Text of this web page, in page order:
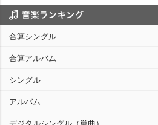
合算シングル
合算アルバム
シングル
アルバム